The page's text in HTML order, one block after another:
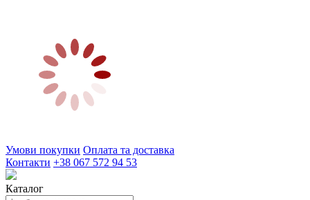
Умови покупки Оплата та доставка
Контакти +38 067 572 94 53
Каталог